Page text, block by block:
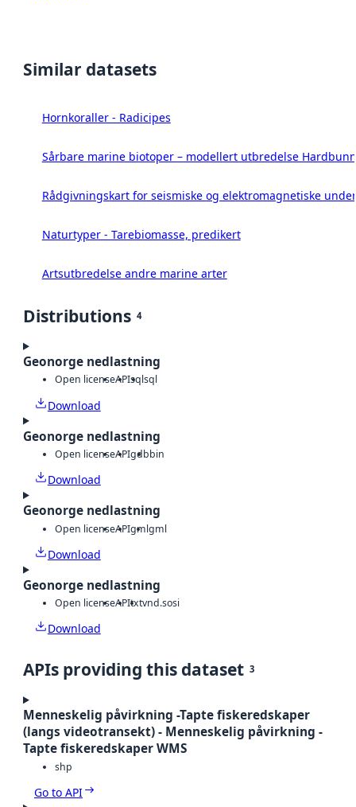
Similar datasets
Hornkoraller - Radicipes
Sårbare marine biotoper – modellert utbredelse
Rådgivningskart for seismiske og elektromagnetiske
Naturtyper - Tarebiomasse, predikert
Artsutbredelse andre marine arter
Distributions 4
Geonorge nedlastning
Open licenseAPIsqlsql
Download
Geonorge nedlastning
Open licenseAPIgdbbin
Download
Geonorge nedlastning
Open licenseAPIgmlgml
Download
Geonorge nedlastning
Open licenseAPItxtvnd.sosi
Download
APIs providing this dataset 3
Menneskelig påvirkning -Tapte fiskeredskaper
(langs videotransekt) - Menneskelig påvirkning -
Tapte fiskeredskaper WMS
shp
Go to API